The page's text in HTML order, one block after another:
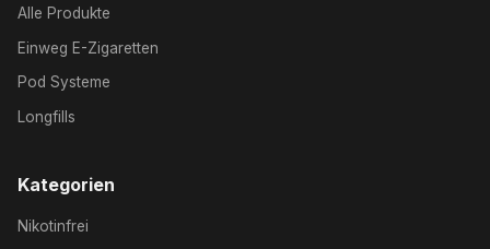
Alle Produkte
Einweg E-Zigaretten
Pod Systeme
Longfills
Kategorien
Nikotinfrei